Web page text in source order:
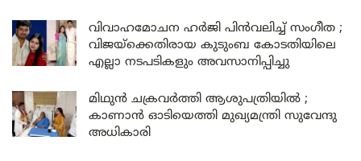
വിവാഹമോചന ഹർജി പിൻവലിച്ച് സംഗീത ;
വിജയ്ക്കെതിരായ കുടുംബ കോടതിയിലെ
എല്ലാ നടപടികളും അവസാനിപ്പിച്ചു
മിഥുൻ ചക്രവർത്തി ആശുപത്രിയിൽ ;
കാണാൻ ഓടിയെത്തി മുഖ്യമന്ത്രി സുവേന്ദു
അധികാരി